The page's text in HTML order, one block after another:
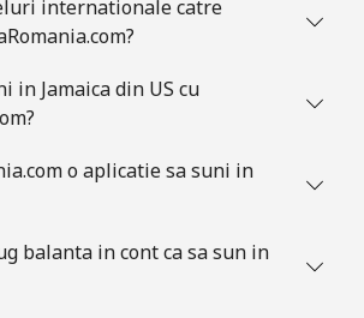
internationale catre
in Jamaica din US cu
o aplicatie sa suni in
balanta in cont ca sa sun in